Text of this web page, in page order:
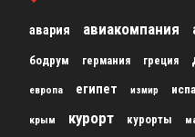
авария авиакомпания
бодрум германия греция
европа египет измир
крым курорт курорты